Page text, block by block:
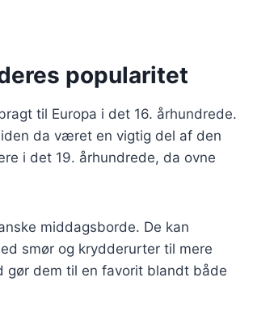
popularitet
til Europa i det 16. århundrede.
da været en vigtig del af den
i det 19. århundrede, da ovne
middagsborde. De kan
smør og krydderurter til mere
gør dem til en favorit blandt både